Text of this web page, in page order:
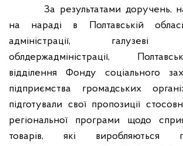
За результатами доручень,
на нараді в Полтавській
адміністрації, галузеві
облдержадміністрації,
відділення Фонду соціального
підприємства громадських
підготували свої пропозиції
регіональної програми щодо
товарів, які виробляються